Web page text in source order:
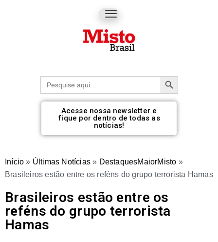
Procurar: Botão de pesquisa
Acesse nossa newsletter e
fique por dentro de todas as
notícias!
Início » Últimas Notícias » DestaquesMaiorMisto »
Brasileiros estão entre os reféns do grupo terrorista Hamas
Brasileiros estão entre os
reféns do grupo terrorista
Hamas